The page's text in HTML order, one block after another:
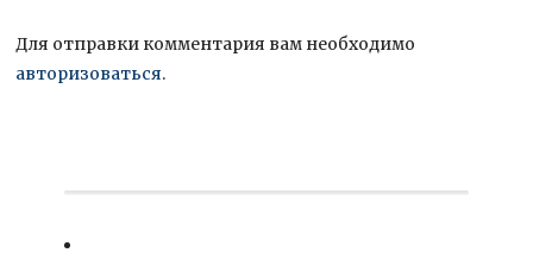
Для отправки комментария вам необходимо
авторизоваться.